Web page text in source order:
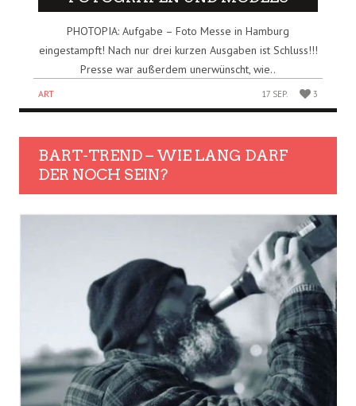
PHOTOPIA: Aufgabe – Foto Messe in Hamburg
eingestampft! Nach nur drei kurzen Ausgaben ist Schluss!!!
Presse war außerdem unerwünscht, wie..
ART 17 SEP. 3
BART-TREND – WIE LANG DARF
DER NOCH SEIN?